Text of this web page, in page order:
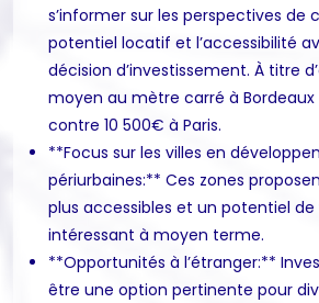
s’informer sur les perspectives de
potentiel locatif et l’accessibilité
décision d’investissement. À titre
moyen au mètre carré à Bordeaux
contre 10 500€ à Paris.
**Focus sur les villes en
périurbaines:** Ces zones
plus accessibles et un potentiel de
intéressant à moyen terme.
**Opportunités à l’étranger:**
être une option pertinente pour